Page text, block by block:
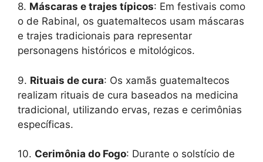
8. Máscaras e trajes típicos: Em festivais como
o de Rabinal, os guatemaltecos usam máscaras
e trajes tradicionais para representar
personagens históricos e mitológicos.
9. Rituais de cura: Os xamãs guatemaltecos
realizam rituais de cura baseados na medicina
tradicional, utilizando ervas, rezas e cerimônias
específicas.
10. Cerimônia do Fogo: Durante o solstício de